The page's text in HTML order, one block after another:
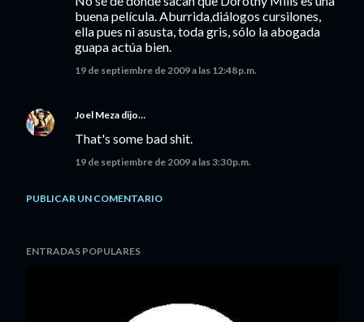
buena película. Aburrida,diálogos cursilones,
ella pues ni asusta, toda gris, sólo la abogada
guapa actúa bien.
19 de septiembre de 2009 a las 12:48 p.m.
Joel Meza dijo…
That's some bad shit.
19 de septiembre de 2009 a las 3:30 p.m.
PUBLICAR UN COMENTARIO
ENTRADAS POPULARES